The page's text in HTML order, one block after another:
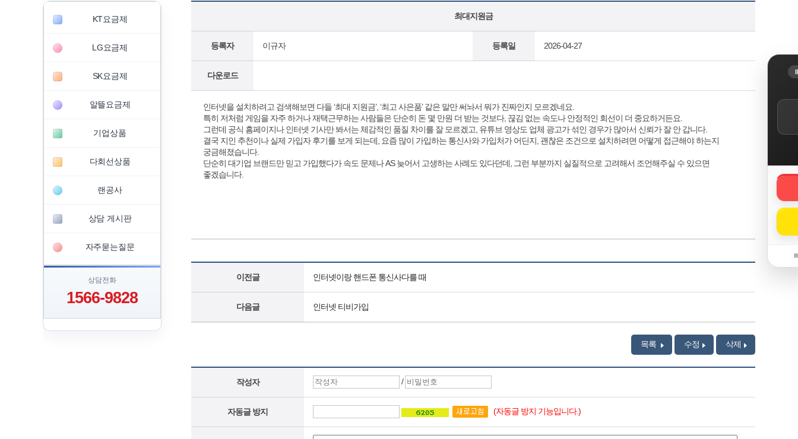
KT요금제
LG요금제
SK요금제
알뜰요금제
기업상품
다회선상품
랜공사
상담 게시판
자주묻는질문
상담전화
1566-9828
최대지원금
등록자 이규자 등록일 2026-04-27
다운로드
인터넷을 설치하려고 검색해보면 다들 ‘최대 지원금’, ‘최고 사은품’ 같은 말만 써놔서 뭐가 진짜인지 모르겠네요.
특히 저처럼 게임을 자주 하거나 재택근무하는 사람들은 단순히 돈 몇 만원 더 받는 것보다, 끊김 없는 속도나 안정적인 회선이 더 중요하거든요.
그런데 공식 홈페이지나 인터넷 기사만 봐서는 체감적인 품질 차이를 잘 모르겠고, 유튜브 영상도 업체 광고가 섞인 경우가 많아서 신뢰가 잘 안 갑니다.
결국 지인 추천이나 실제 가입자 후기를 보게 되는데, 요즘 많이 가입하는 통신사와 가입처가 어딘지, 괜찮은 조건으로 설치하려면 어떻게 접근해야 하는지
궁금해졌습니다.
단순히 대기업 브랜드만 믿고 가입했다가 속도 문제나 AS 늦어서 고생하는 사례도 있다던데, 그런 부분까지 실질적으로 고려해서 조언해주실 수 있으면
좋겠습니다.
이전글 인터넷이랑 핸드폰 통신사다를 때
다음글 인터넷 티비가입
목록 수정 삭제
작성자 /
자동글 방지 (자동글 방지 기능입니다.)